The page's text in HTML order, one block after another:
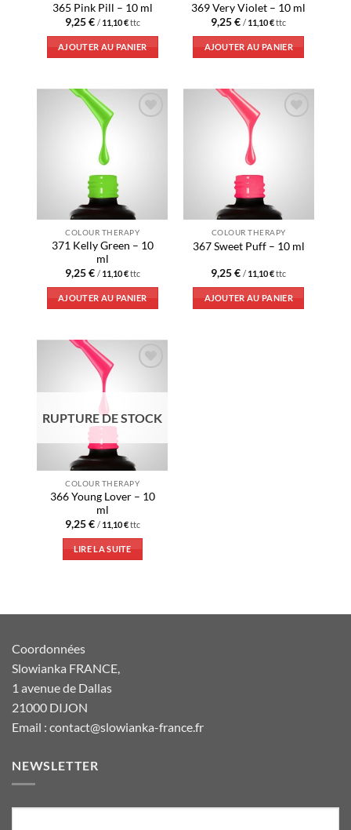
365 Pink Pill – 10 ml
9,25€ / 11,10€ttc
AJOUTER AU PANIER
369 Very Violet – 10 ml
9,25€ / 11,10€ttc
AJOUTER AU PANIER
COLOUR THERAPY
371 Kelly Green – 10
ml
9,25€ / 11,10€ttc
AJOUTER AU PANIER
COLOUR THERAPY
367 Sweet Puff – 10 ml
9,25€ / 11,10€ttc
AJOUTER AU PANIER
RUPTURE DE STOCK
COLOUR THERAPY
366 Young Lover – 10
ml
9,25€ / 11,10€ttc
LIRE LA SUITE
Coordonnées
Slowianka FRANCE,
1 avenue de Dallas
21000 DIJON
Email : contact@slowianka-france.fr
NEWSLETTER
E-